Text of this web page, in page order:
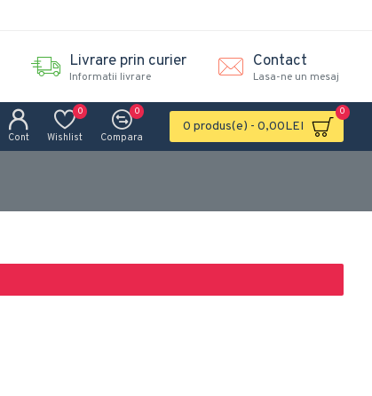
Livrare prin curier
Informatii livrare
Contact
Lasa-ne un mesaj
Cont Wishlist
0
Compara
0
0 produs(e) - 0,00LEI
0